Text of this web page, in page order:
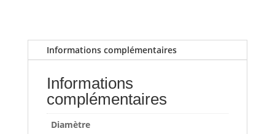
Informations complémentaires
Informations
complémentaires
Diamètre